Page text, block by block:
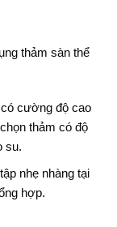
thảm sàn thể
cường độ cao
thảm có độ
su.
nhẹ nhàng tại
hợp.